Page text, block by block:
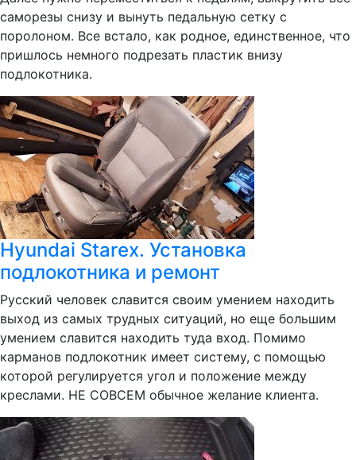
саморезы снизу и вынуть педальную сетку с
поролоном. Все встало, как родное, единственное, что
пришлось немного подрезать пластик внизу
подлокотника.
Hyundai Starex. Установка
подлокотника и ремонт
Русский человек славится своим умением находить
выход из самых трудных ситуаций, но еще большим
умением славится находить туда вход. Помимо
карманов подлокотник имеет систему, с помощью
которой регулируется угол и положение между
креслами. НЕ СОВСЕМ обычное желание клиента.